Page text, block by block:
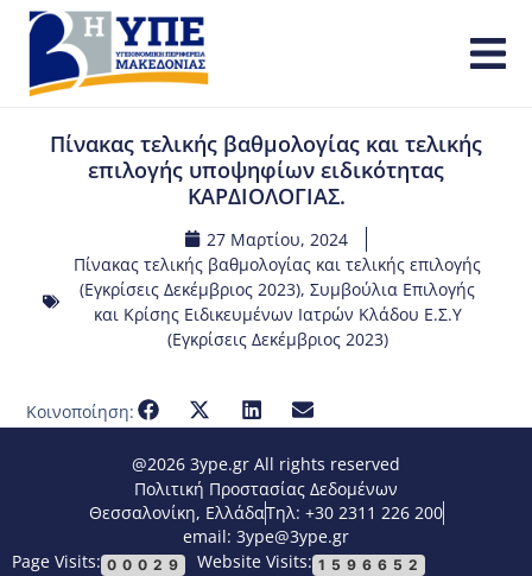
Πίνακας τελικής βαθμολογίας και τελικής
επιλογής υποψηφίων ειδικότητας
ΚΑΡΔΙΟΛΟΓΙΑΣ.
27 Μαρτίου, 2024
Πίνακας τελικής βαθμολογίας και τελικής επιλογής
(Εγκρίσεις Δεκέμβριος 2023), Συμβούλια Επιλογής
και Κρίσης Ειδικευμένων Ιατρών Κλάδου Ε.Σ.Υ
(Εγκρίσεις Δεκέμβριος 2023)
Κοινοποίηση:
@2026 3ype.gr All rights reserved
Πολιτική Προστασίας Δεδομένων
Θεσσαλονίκη, ΕλλάδαΤηλ: +30 2311 226 200
email: 3ype@3ype.gr
Page Visits: 00029 Website Visits: 1596652